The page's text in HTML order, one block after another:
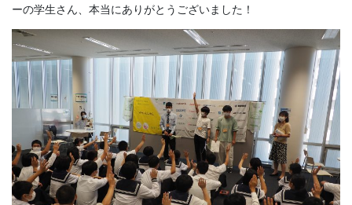
ーの学生さん、本当にありがとうございました！